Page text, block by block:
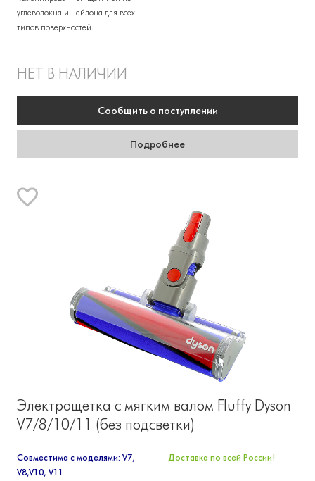
углеволокна и нейлона для всех
типов поверхностей.
НЕТ В НАЛИЧИИ
Сообщить о поступлении
Подробнее
Электрощетка с мягким валом Fluffy Dyson
V7/8/10/11 (без подсветки)
Совместима с моделями: V7,
V8,V10, V11
Доставка по всей России!